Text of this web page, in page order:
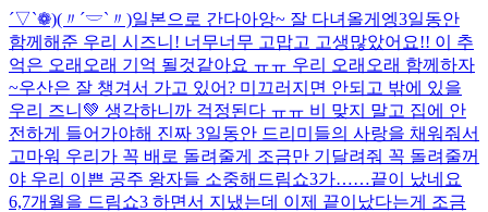
´▽`❁)(〃´𓎟`〃)일본으로 간다아앙~ 잘 다녀올게엥3일동안
함께해준 우리 시즈니! 너무너무 고맙고 고생많았어요!! 이 추
억은 오래오래 기억 될것같아요 ㅠㅠ 우리 오래오래 함께하자
~우산은 잘 챙겨서 가고 있어? 미끄러지면 안되고 밖에 있을
우리 즈니💚 생각하니까 걱정된다 ㅠㅠ 비 맞지 말고 집에 안
전하게 들어가야해 진짜 3일동안 드리미들의 사랑을 채워줘서
고마워 우리가 꼭 배로 돌려줄게 조금만 기달려줘 꼭 돌려줄꺼
야 우리 이쁜 공주 왕자들 소중해 드림쇼3가……끝이 났네요
6,7개월을 드림쇼3 하면서 지냈는데 이제 끝이났다는게 조금